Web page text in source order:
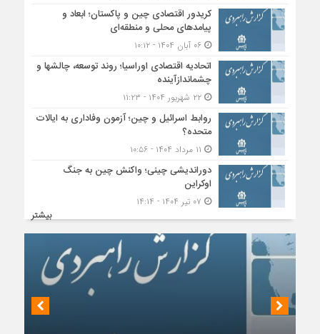
کریدور اقتصادی چین و پاکستان؛ ابعاد و
پیامدهای محلی و منطقه‌ای
۰۶ آبان ۱۴۰۴ - ۱۰:۱۲
اتحادیه اقتصادی اوراسیا؛ روند توسعه، چالشها و
چشماندازآینده
۲۲ شهریور ۱۴۰۴ - ۱۱:۲۳
روابط اسرائیل و چین؛ آزمون وفاداری به ایالات
متحده؟
دوراندیشی چینی؛ واکنش چین به جنگ
اوکراین
بیشتر